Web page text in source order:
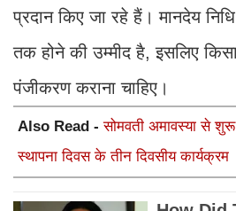
प्रदान किए जा रहे हैं। मानदेय
तक होने की उम्मीद है, इसलिए
पंजीकरण कराना चाहिए।
Also Read -सोमवती अमावस्या से
स्थापना दिवस के तीन दिवसीय कार्यक्रम